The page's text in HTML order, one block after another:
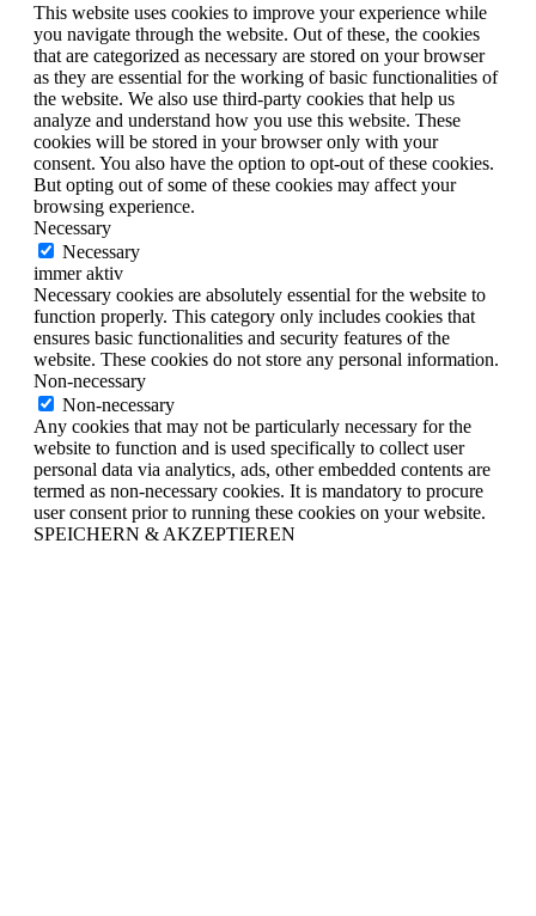
This website uses cookies to improve your experience while
you navigate through the website. Out of these, the cookies
that are categorized as necessary are stored on your browser
as they are essential for the working of basic functionalities of
the website. We also use third-party cookies that help us
analyze and understand how you use this website. These
cookies will be stored in your browser only with your
consent. You also have the option to opt-out of these cookies.
But opting out of some of these cookies may affect your
browsing experience.
Necessary
Necessary
immer aktiv
Necessary cookies are absolutely essential for the website to
function properly. This category only includes cookies that
ensures basic functionalities and security features of the
website. These cookies do not store any personal information.
Non-necessary
Non-necessary
Any cookies that may not be particularly necessary for the
website to function and is used specifically to collect user
personal data via analytics, ads, other embedded contents are
termed as non-necessary cookies. It is mandatory to procure
user consent prior to running these cookies on your website.
SPEICHERN & AKZEPTIEREN